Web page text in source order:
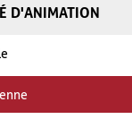
D'ANIMATION